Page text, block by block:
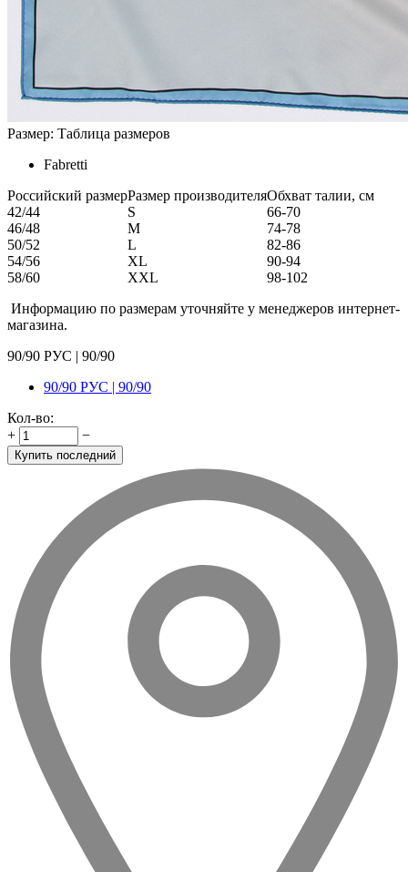
Размер: Таблица размеров
Fabretti
Российский размерРазмер производителяОбхват талии, см
42/44
S
66-70
46/48
M
74-78
50/52
L
82-86
54/56
XL
90-94
58/60
XXL
98-102
Информацию по размерам уточняйте у менеджеров интернет-
магазина.
90/90 РУС | 90/90
90/90 РУС | 90/90
Кол-во:
+
−
Купить последний